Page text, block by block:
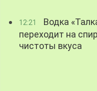
12:21
Водка
переходит на
чистоты вкуса